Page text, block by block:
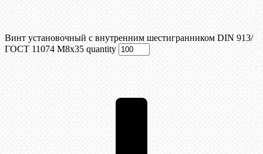
Винт установочный с внутренним шестигранником DIN 913/
ГОСТ 11074 М8x35 quantity